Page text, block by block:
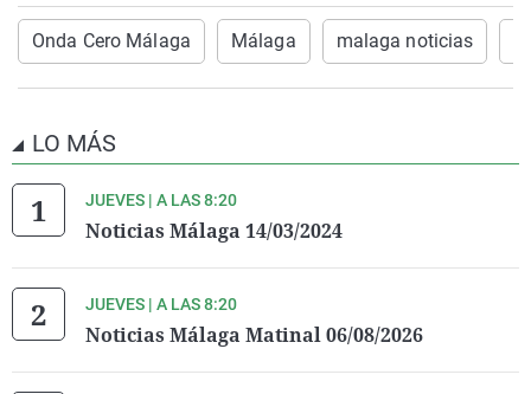
Onda Cero Málaga Málaga malaga noticias
LO MÁS
JUEVES | A LAS 8:20
Noticias Málaga 14/03/2024
JUEVES | A LAS 8:20
Noticias Málaga Matinal 06/08/2026